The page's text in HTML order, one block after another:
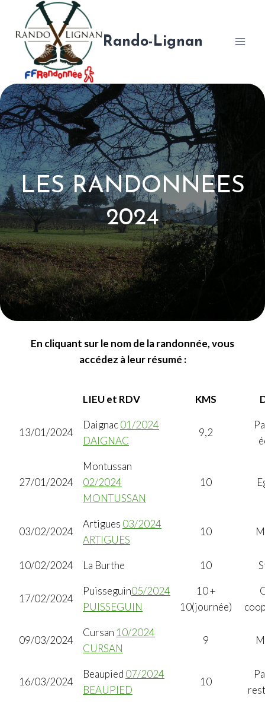
contenu
Rando-Lignan
LES RANDONNEES
2024
En cliquant sur le nom de la randonnée, vous
accédez à leur résumé :
LIEU et RDV KMS
13/01/2024
Daignac01/2024
DAIGNAC
9,2
27/01/2024
Montussan
02/2024
MONTUSSAN
10
03/02/2024
Artigues 03/2024
ARTIGUES
10
10/02/2024 La Burthe 10
17/02/2024
Puisseguin05/2024
PUISSEGUIN
10 +
10(journée)
09/03/2024
Cursan 10/2024
CURSAN
9
16/03/2024
Beaupied 07/2024
BEAUPIED
10